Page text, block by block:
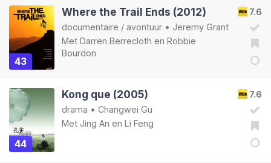
43
7.6
Where the Trail Ends (2012)
documentaire / avontuur • Jeremy Grant
Met Darren Berrecloth en Robbie
Bourdon
44
7.6
Kong que (2005)
drama • Changwei Gu
Met Jing An en Li Feng